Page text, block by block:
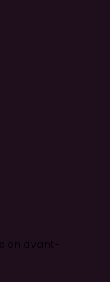
en avant-